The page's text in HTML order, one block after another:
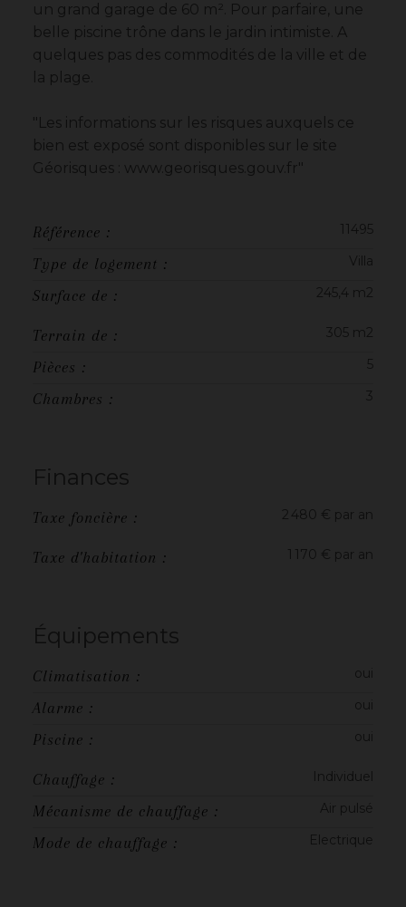
un grand garage de 60 m². Pour parfaire, une
belle piscine trône dans le jardin intimiste. A
quelques pas des commodités de la ville et de
la plage.
"Les informations sur les risques auxquels ce
bien est exposé sont disponibles sur le site
Géorisques : www.georisques.gouv.fr"
Référence : 11495
Type de logement : Villa
Surface de : 245,4 m2
Terrain de : 305 m2
Pièces : 5
Chambres : 3
Finances
Taxe foncière : 2 480 € par an
Taxe d'habitation : 1 170 € par an
Équipements
Climatisation : oui
Alarme : oui
Piscine : oui
Chauffage : Individuel
Mécanisme de chauffage : Air pulsé
Mode de chauffage : Electrique